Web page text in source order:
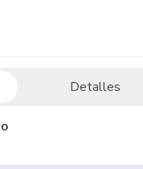
Detalles